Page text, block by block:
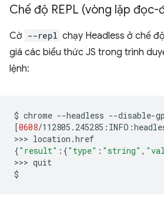
Chế độ REPL (vòng lặp đọc-
Cờ --repl chạy Headless ở chế
giá các biểu thức JS trong trình
lệnh:
$ chrome --headless --disable-
[0608/
>>>
{"result" : {"type" : "string" ,
>>> quit